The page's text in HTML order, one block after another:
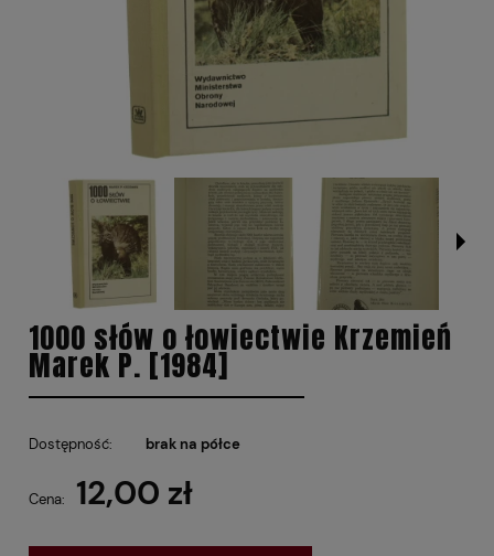
1000 słów o łowiectwie Krzemień
Marek P. [1984]
Dostępność: brak na półce
Cena: 12,00 zł